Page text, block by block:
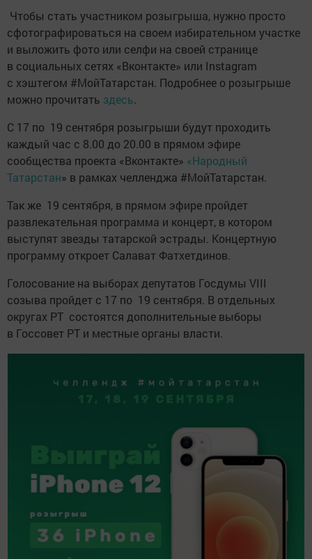
Чтобы стать участником розыгрыша, нужно просто
сфотографироваться на своем избирательном участке
и выложить фото или селфи на своей странице
в социальных сетях «Вконтакте» или Instagram
с хэштегом #МойТатарстан. Подробнее о розыгрыше
можно прочитать здесь.
С 17 по 19 сентября розыгрыши будут проходить
каждый час с 8.00 до 20.00 в прямом эфире
сообщества проекта «Вконтакте» «Народный
Татарстан» в рамках челленджа #МойТатарстан.
Так же 19 сентября, в прямом эфире пройдет
развлекательная программа и концерт, в котором
выступят звезды татарской эстрады. Концертную
программу откроет Салават Фатхетдинов.
Голосование на выборах депутатов Госдумы VIII
созыва пройдет с 17 по 19 сентября. В отдельных
округах РТ состоятся дополнительные выборы
в Госсовет РТ и местные органы власти.